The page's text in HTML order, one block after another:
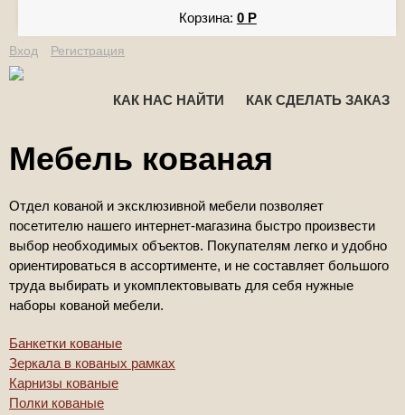
Корзина: 0 Р
Вход Регистрация
КАК НАС НАЙТИ КАК СДЕЛАТЬ ЗАКАЗ
Мебель кованая
Отдел кованой и эксклюзивной мебели позволяет
посетителю нашего интернет-магазина быстро произвести
выбор необходимых объектов. Покупателям легко и удобно
ориентироваться в ассортименте, и не составляет большого
труда выбирать и укомплектовывать для себя нужные
наборы кованой мебели.
Банкетки кованые
Зеркала в кованых рамках
Карнизы кованые
Полки кованые